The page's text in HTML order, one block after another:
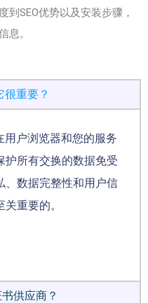
到SEO优势以及安装步骤，
息。
很重要？
用户浏览器和您的服务
护所有交换的数据免受
、数据完整性和用户信
重要的。
供应商？